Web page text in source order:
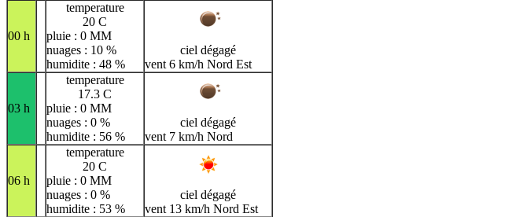
00 h
temperature
20 C
pluie : 0 MM
nuages : 10 %
humidite : 48 %
ciel dégagé
vent 6 km/h Nord Est
03 h
temperature
17.3 C
pluie : 0 MM
nuages : 0 %
humidite : 56 %
ciel dégagé
vent 7 km/h Nord
06 h
temperature
20 C
pluie : 0 MM
nuages : 0 %
humidite : 53 %
ciel dégagé
vent 13 km/h Nord Est